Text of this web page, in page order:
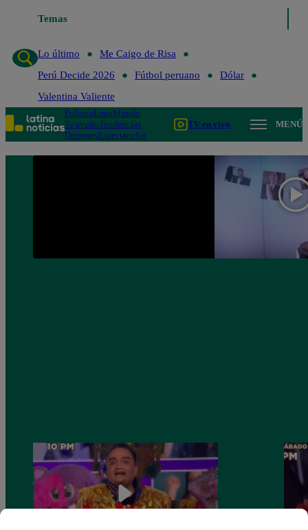
Temas
Lo último
Me Caigo de Risa
Perú Decide 2026
Fútbol peruano
Dólar
Valentina Valiente
PolíticaLimaMundo
Te ayudoTendencias
DeportesEspectáculos
TV en vivo MENÚ